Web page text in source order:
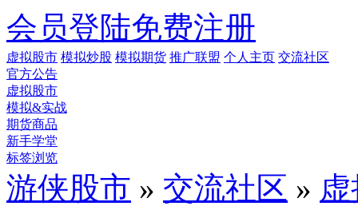
会员登陆免费注册
虚拟股市 模拟炒股 模拟期货 推广联盟 个人主页 交流社区
官方公告
虚拟股市
模拟&实战
期货商品
新手学堂
标签浏览
游侠股市 » 交流社区 »